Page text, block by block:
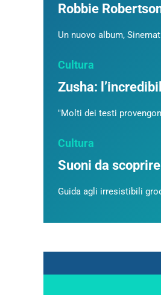
Robbie
Un nuovo album,
Cultura
Zusha:
"Molti dei testi
Cultura
Suoni da
Guida agli irresistibili